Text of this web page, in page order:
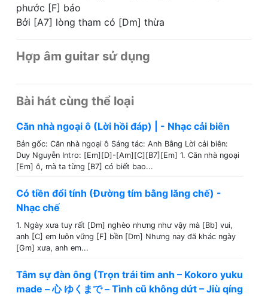
phước [F] báo
Bởi [A7] lòng tham có [Dm] thừa
Hợp âm guitar sử dụng
Bài hát cùng thể loại
Căn nhà ngoại ô (Lời hồi đáp) | - Nhạc cải biên
Bản gốc: Căn nhà ngoại ô Sáng tác: Anh Bằng Lời cải biên:
Duy Nguyễn Intro: [Em][D]-[Am][C][B7][Em] 1. Căn nhà ngoại
[Em] ô, mà ta từng [B7] có biết bao...
Có tiền đổi tính (Đường tím bằng lăng chế) -
Nhạc chế
1. Ngày xưa tuy rất [Dm] nghèo nhưng như vậy mà [Bb] vui,
anh [C] em luôn vững [F] bền [Dm] Nhưng nay đã khác ngày
[Gm] xưa, anh em...
Tâm sự đàn ông (Trọn trái tim anh – Kokoro yuku
made – 心 ゆくまで – Tình cũ không dứt – Jiù qíng